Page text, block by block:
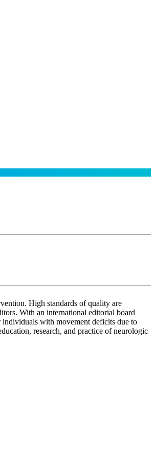
High standards of quality are
With an international editorial board
individuals with movement deficits due to
research, and practice of neurologic